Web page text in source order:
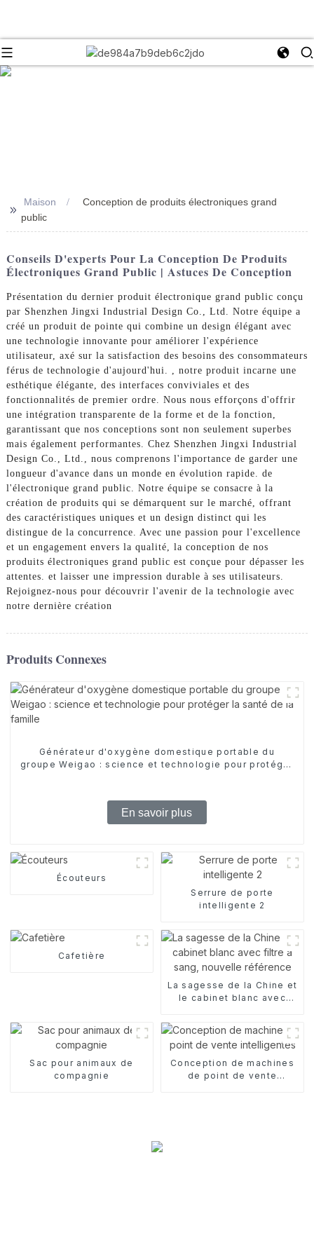
>> Maison
Conception de produits électroniques grand
public
Conseils D'experts Pour La Conception De Produits
Électroniques Grand Public | Astuces De Conception
Présentation du dernier produit électronique grand public conçu
par Shenzhen Jingxi Industrial Design Co., Ltd. Notre équipe a
créé un produit de pointe qui combine un design élégant avec
une technologie innovante pour améliorer l'expérience
utilisateur, axé sur la satisfaction des besoins des consommateurs
férus de technologie d'aujourd'hui. , notre produit incarne une
esthétique élégante, des interfaces conviviales et des
fonctionnalités de premier ordre. Nous nous efforçons d'offrir
une intégration transparente de la forme et de la fonction,
garantissant que nos conceptions sont non seulement superbes
mais également performantes. Chez Shenzhen Jingxi Industrial
Design Co., Ltd., nous comprenons l'importance de garder une
longueur d'avance dans un monde en évolution rapide. de
l'électronique grand public. Notre équipe se consacre à la
création de produits qui se démarquent sur le marché, offrant
des caractéristiques uniques et un design distinct qui les
distingue de la concurrence. Avec une passion pour l'excellence
et un engagement envers la qualité, la conception de nos
produits électroniques grand public est conçue pour dépasser les
attentes. et laisser une impression durable à ses utilisateurs.
Rejoignez-nous pour découvrir l'avenir de la technologie avec
notre dernière création
Produits Connexes
Générateur d'oxygène domestique portable du
groupe Weigao : science et technologie pour protéger
En savoir plus
Écouteurs
Serrure de porte
intelligente 2
Cafetière
La sagesse de la Chine et
le cabinet blanc avec
Sac pour animaux de
compagnie
Conception de machines
de point de vente